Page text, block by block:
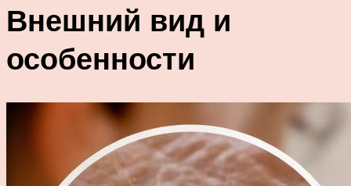
Внешний вид и
особенности